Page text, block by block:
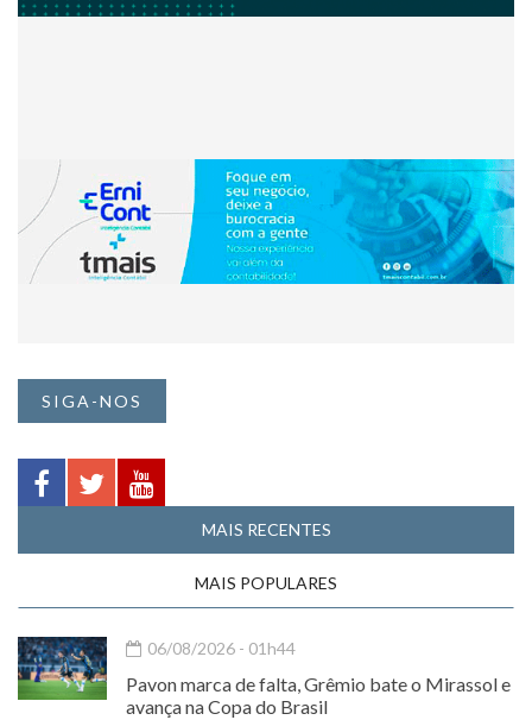
SIGA-NOS
MAIS RECENTES
MAIS POPULARES
06/08/2026 - 01h44
Pavon marca de falta, Grêmio bate o Mirassol e
avança na Copa do Brasil